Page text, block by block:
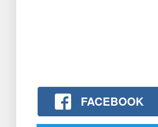
FACEBOOK